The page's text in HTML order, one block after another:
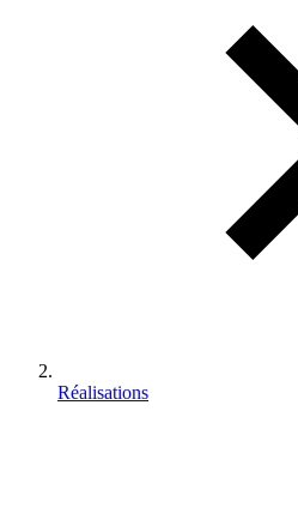
Réalisations